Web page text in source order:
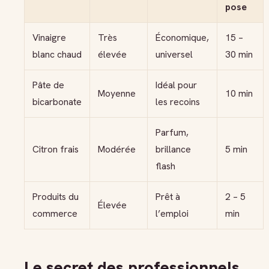
pose
Vinaigre
blanc chaud
Très
élevée
Économique,
universel
15 –
30 min
Pâte de
bicarbonate
Moyenne
Idéal pour
les recoins
10 min
Citron frais Modérée
Parfum,
brillance
flash
5 min
Produits du
commerce
Élevée
Prêt à
l’emploi
2 – 5
min